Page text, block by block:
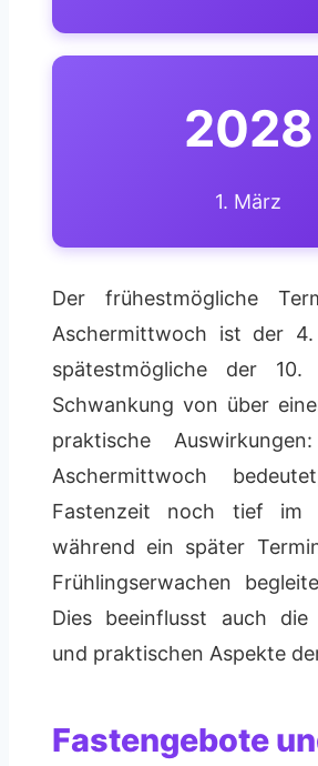
2028
1. März
Der frühestmögliche
Aschermittwoch ist der 4.
spätestmögliche der 10.
Schwankung von über
praktische
Aschermittwoch
Fastenzeit noch tief im
während ein später
Frühlingserwachen
Dies beeinflusst auch die
und praktischen Aspekte
Fastengebote